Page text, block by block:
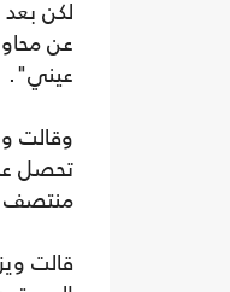
عن
عيني".
تحصل
منتصف
قالت